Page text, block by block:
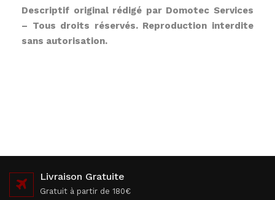
Descriptif original rédigé par Domotec Services
– Tous droits réservés. Reproduction interdite
sans autorisation.
Livraison Gratuite
Gratuit à partir de 180€